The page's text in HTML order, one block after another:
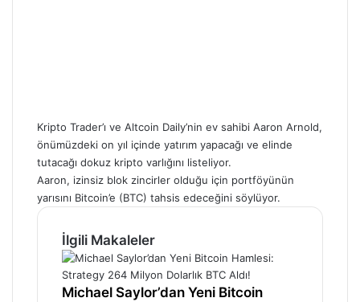
Kripto Trader’ı ve Altcoin Daily’nin ev sahibi Aaron Arnold,
önümüzdeki on yıl içinde yatırım yapacağı ve elinde
tutacağı dokuz kripto varlığını listeliyor.
Aaron, izinsiz blok zincirler olduğu için portföyünün
yarısını Bitcoin’e (BTC) tahsis edeceğini söylüyor.
İlgili Makaleler
Michael Saylor’dan Yeni Bitcoin